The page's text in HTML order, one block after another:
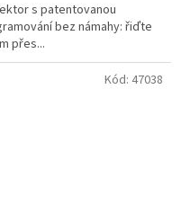
s patentovanou
bez námahy: řiďte
přes...
Kód: 47038